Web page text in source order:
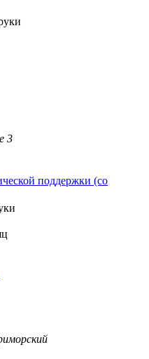
3
поддержки (со